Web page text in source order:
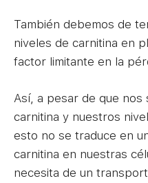
También debemos de
niveles de carnitina en
factor limitante en la
Así, a pesar de que
carnitina y nuestros
esto no se traduce en
carnitina en nuestras
necesita de un